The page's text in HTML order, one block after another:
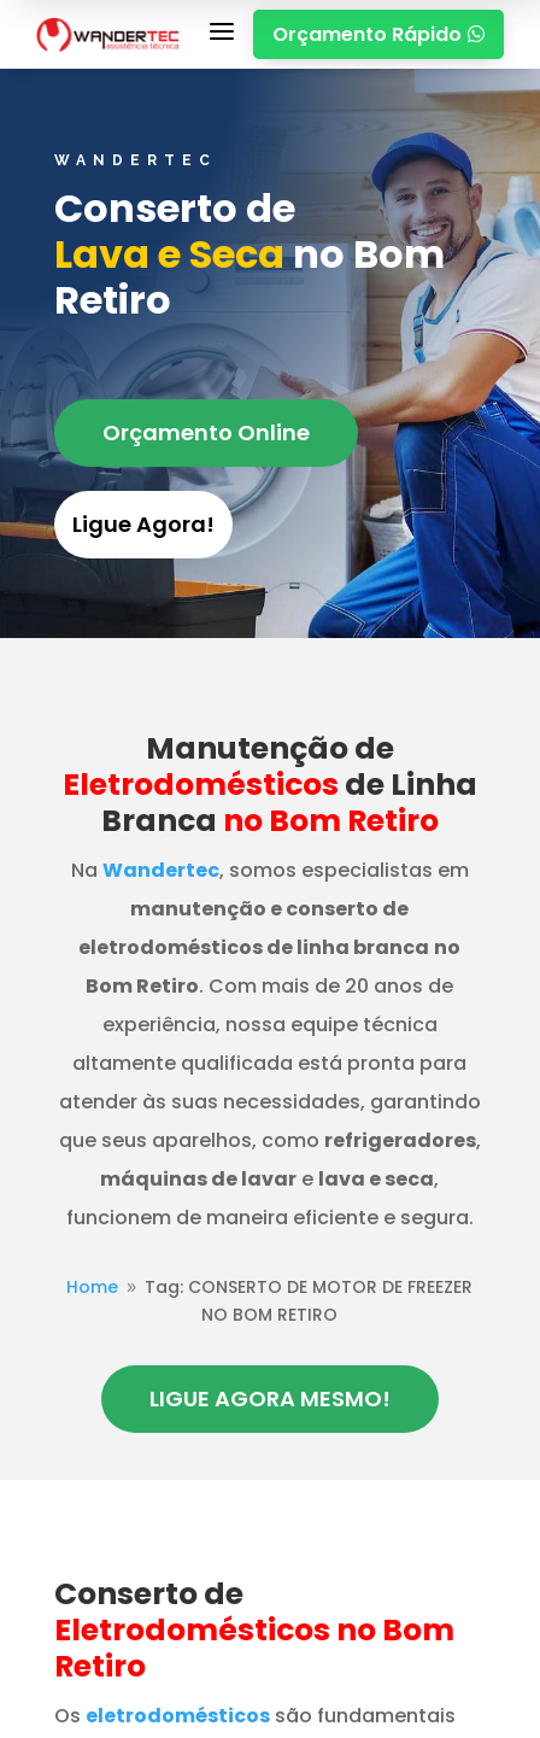
a Orçamento Rápido 
WANDERTEC
Conserto de
Lava e Secano Bom
Retiro
Orçamento Online
Ligue Agora!
Manutençãode
Eletrodomésticos de Linha
Branca no Bom Retiro
Na Wandertec, somos especialistas em
manutenção e conserto de
eletrodomésticos de linha branca no
Bom Retiro. Com mais de 20 anos de
experiência, nossa equipe técnica
altamente qualificada está pronta para
atender às suas necessidades, garantindo
que seus aparelhos, como refrigeradores,
máquinas de lavar e lava e seca,
funcionem de maneira eficiente e segura.
Home 9 Tag: CONSERTO DE MOTOR DE FREEZER
NO BOM RETIRO
LIGUE AGORA MESMO!
Conserto de
Eletrodomésticos no Bom
Retiro
Os eletrodomésticos são fundamentais